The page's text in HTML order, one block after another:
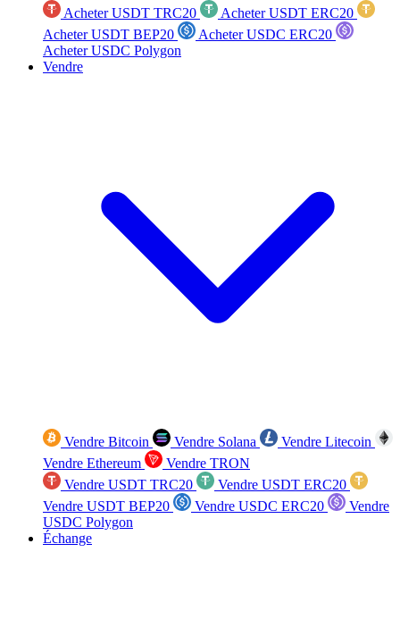
Acheter USDT TRC20
Acheter USDT ERC20
Acheter USDT BEP20
Acheter USDC ERC20
Acheter USDC Polygon
Vendre
Vendre Bitcoin Vendre Solana
Vendre Litecoin
Vendre Ethereum
Vendre TRON
Vendre USDT TRC20
Vendre USDT ERC20
Vendre USDT BEP20
Vendre USDC ERC20
Vendre
USDC Polygon
Échange